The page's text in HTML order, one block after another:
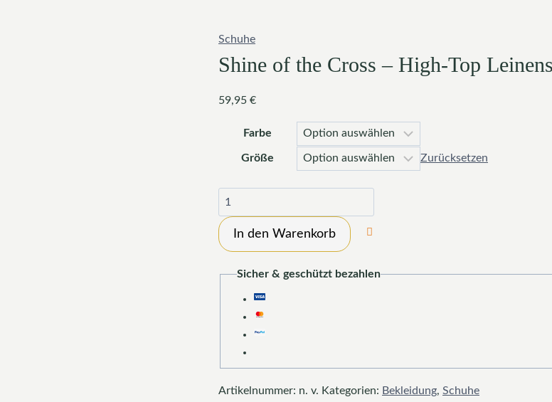
Schuhe
Shine of the Cross – High-Top
59,95 €
Farbe
Größe Zurücksetzen
Shine
of
the
Cross
Leinenschuhe
Damen
In den Warenkorb
Sicher & geschützt bezahlen
Artikelnummer: n. v. Kategorien: Bekleidung, Schuhe